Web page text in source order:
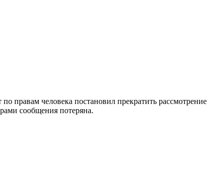
правам человека постановил прекратить рассмотрение
сообщения потеряна.